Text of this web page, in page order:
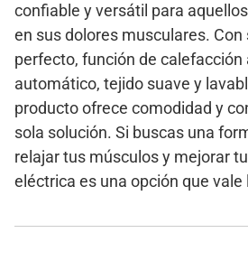
confiable y versátil para
en sus dolores musculares.
perfecto, función de
automático, tejido suave y
producto ofrece comodidad y
sola solución. Si buscas una
relajar tus músculos y mejorar
eléctrica es una opción que vale